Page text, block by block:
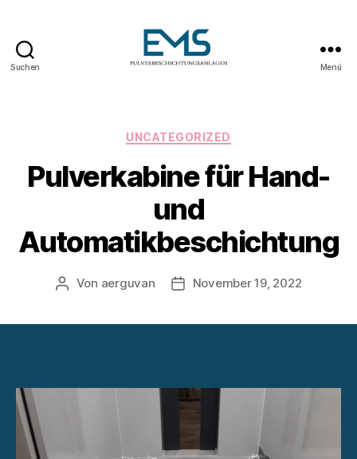
Suchen Menü
Kategorien
UNCATEGORIZED
Pulverkabine für Hand-
und
Automatikbeschichtung
Beitragsautor
Von aerguvan Veröffentlichungsdatum
November 19, 2022